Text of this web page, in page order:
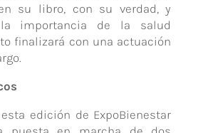
su libro, con su verdad, y
importancia de la salud
finalizará con una actuación
edición de ExpoBienestar